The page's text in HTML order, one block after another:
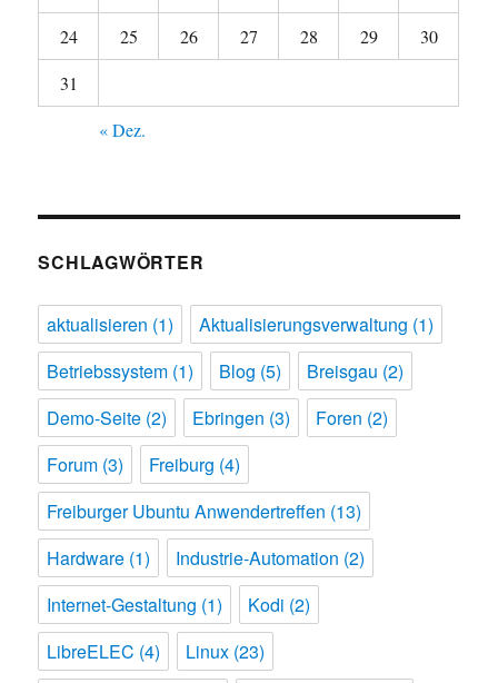
24
25 26 27 28 29
30
31
« Dez.
SCHLAGWÖRTER
aktualisieren (1) Aktualisierungsverwaltung (1)
Betriebssystem (1) Blog (5) Breisgau (2)
Demo-Seite (2) Ebringen (3) Foren (2)
Forum (3) Freiburg (4)
Freiburger Ubuntu Anwendertreffen (13)
Hardware (1) Industrie-Automation (2)
Internet-Gestaltung (1) Kodi (2)
LibreELEC (4) Linux (23)